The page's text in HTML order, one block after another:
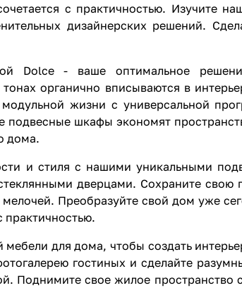
с практичностью. Изучите
дизайнерских решений.
Dolce - ваше оптимальное
органично вписываются в
жизни с универсальной
шкафы экономят
дома.
и стиля с нашими уникальными
дверцами. Сохраните свою
Преобразуйте свой дом уже
практичностью.
для дома, чтобы создать
гостиных и сделайте
Поднимите свое жилое